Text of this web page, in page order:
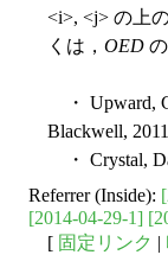
<i>, <j> の上
くは， OED
・ Upward,
Blackwell,
・ Crystal,
Referrer (Inside):
[2014-04-29-1]
[ 固定リンク |